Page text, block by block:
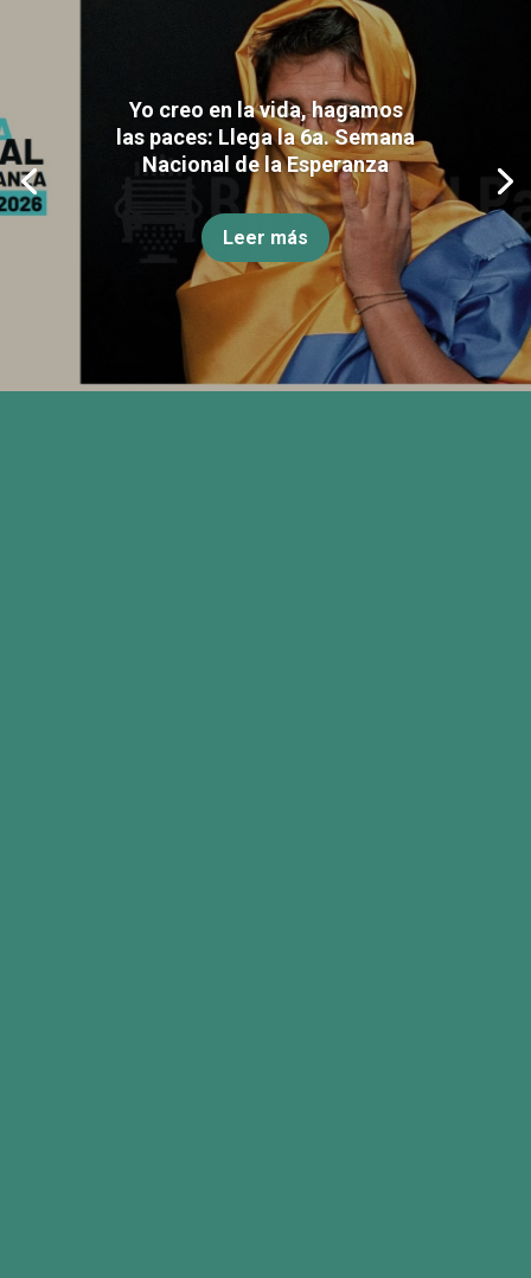
Yo creo en la vida, hagamos
las paces: Llega la 6a. Semana
Nacional de la Esperanza
Leer más